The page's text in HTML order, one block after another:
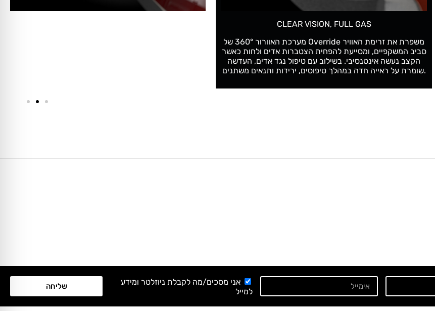
SWAP FAST. RIDE READY
מערכת החלפה מהירה עם ארבעה כפתורים נשלפים מאפשרת
להחליף את העדשה במהירות ובקלות, תוך התאמת Override
לתנאי תאורה ורכיבה שונים.
אני מסכים/מה לקבלת ניוזלטר ומידע
למייל
שליחה